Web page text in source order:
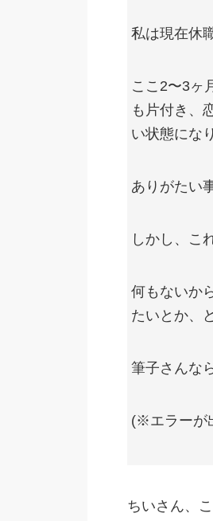
私は現在休
ここ2〜3ヶ
も片付き、
い状態にな
ありがたい
しかし、こ
何もないか
たいとか、
筆子さんな
(※エラーが
ちいさん、